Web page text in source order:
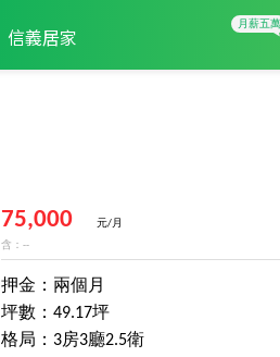
信義居家
75,000
元/月
含：--
押金：兩個月
坪數：49.17坪
格局：3房3廳2.5衛